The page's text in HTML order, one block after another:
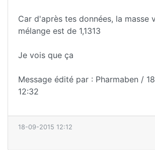
Car d'après tes données, la masse
mélange est de 1,1313
Je vois que ça
Message édité par : Pharmaben /
12:32
18-09-2015 12:12